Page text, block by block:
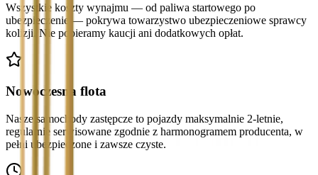
Wszystkie koszty wynajmu — od paliwa startowego po
ubezpieczenie — pokrywa towarzystwo ubezpieczeniowe sprawcy
kolizji. Nie pobieramy kaucji ani dodatkowych opłat.
Nowoczesna flota
Nasze samochody zastępcze to pojazdy maksymalnie 2-letnie,
regularnie serwisowane zgodnie z harmonogramem producenta, w
pełni ubezpieczone i zawsze czyste.